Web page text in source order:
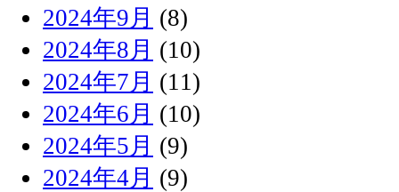
2024年9月 (8)
2024年8月 (10)
2024年7月 (11)
2024年6月 (10)
2024年5月 (9)
2024年4月 (9)